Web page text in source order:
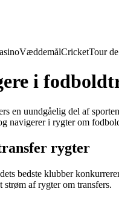
VæddemålCricketTour
i
en uundgåelig del af
navigerer i rygter om
rygter
bedste klubber
af rygter om transfers.